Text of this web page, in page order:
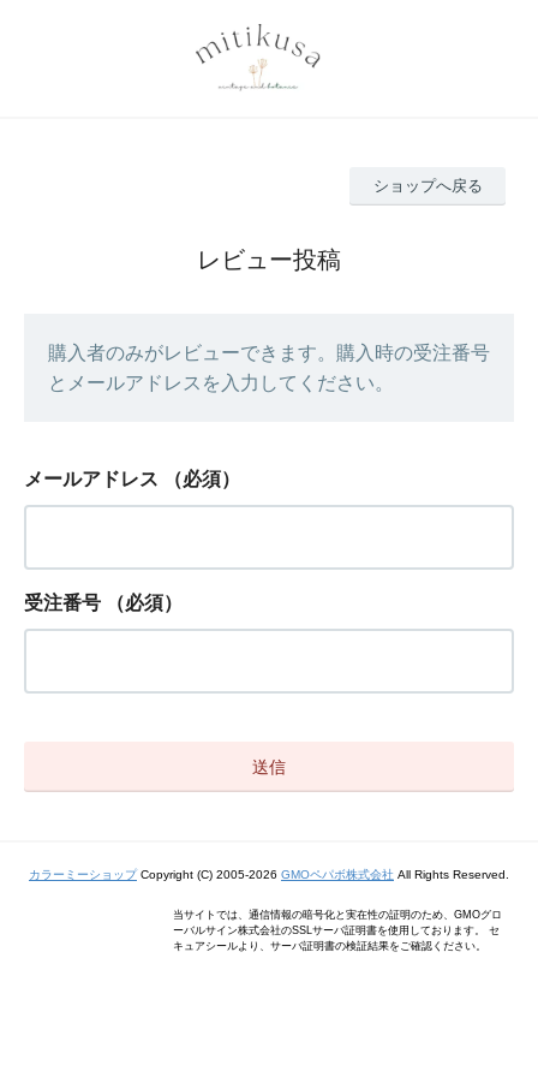
ショップへ戻る
レビュー投稿
購入者のみがレビューできます。購入時の受注番号
とメールアドレスを入力してください。
メールアドレス （必須）
受注番号 （必須）
カラーミーショップCopyright (C) 2005-2026 GMOペパボ株式会社 All Rights Reserved.
当サイトでは、通信情報の暗号化と実在性の証明のため、GMOグロ
ーバルサイン株式会社のSSLサーバ証明書を使用しております。 セ
キュアシールより、サーバ証明書の検証結果をご確認ください。